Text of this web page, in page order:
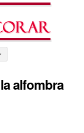
alfombra